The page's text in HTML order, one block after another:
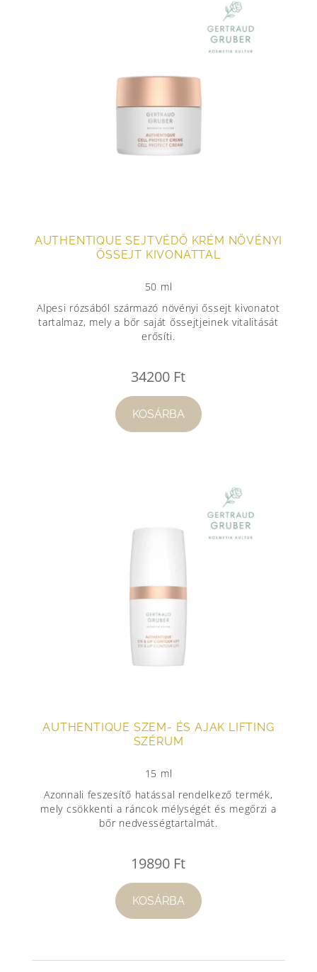
AUTHENTIQUE SEJTVÉDŐ KRÉM NÖVÉNYI
ŐSSEJT KIVONATTAL
50 ml
Alpesi rózsából származó növényi őssejt kivonatot
tartalmaz, mely a bőr saját őssejtjeinek vitalitását
erősíti.
34200 Ft
KOSÁRBA
AUTHENTIQUE SZEM- ÉS AJAK LIFTING
SZÉRUM
15 ml
Azonnali feszesítő hatással rendelkező termék,
mely csökkenti a ráncok mélységét és megőrzi a
bőr nedvességtartalmát.
19890 Ft
KOSÁRBA